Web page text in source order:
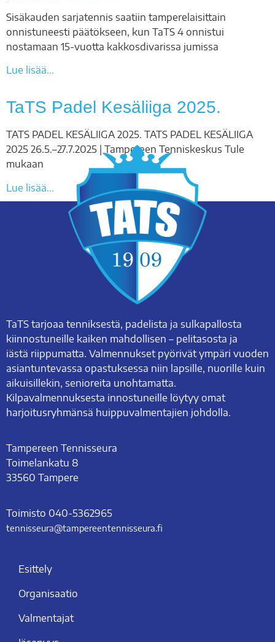
Sisäkauden sarjatennis saatiin tamperelaisittain
onnistuneesti päätökseen, kun TaTS 4 onnistui
nostamaan 15-vuotta kakkosdivarissa jumissa
Lue lisää...
TaTS Padel Kesäliiga 2025.
TATS PADEL KESÄLIIGA 2025. TATS PADEL KESÄLIIGA
2025 26.5.–27.7.2025 | Tampereen Tenniskeskus Tule
mukaan
Lue lisää...
TaTS tarjoaa tenniksestä, padelista ja sulkapallosta
kiinnostuneille kaiken mahdollisen – pelitasosta ja
iästä riippumatta. Valmennukset pyörivät ympäri vuoden
asiantuntevassa opastuksessa niin lapsille, nuorille kuin
aikuisillekin, senioreita unohtamatta.
Kilpavalmennuksesta innostuneille löytyy omat
harjoitusryhmänsä huippuvalmentajien johdolla.
Tampereen Tennisseura
Toimelankatu 8
33560 Tampere
Toimisto 040-5362965
tennisseura@tampe­reen­ten­nis­seu­ra.fi
Esittely
Organisaatio
Valmentajat